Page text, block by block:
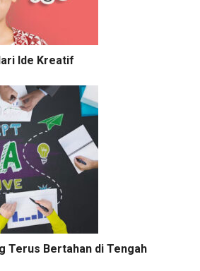
Ide Kreatif
Terus Bertahan di Tengah